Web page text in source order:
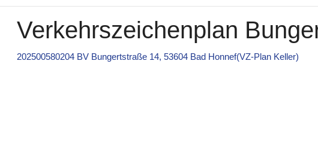
Verkehrszeichenplan
202500580204 BV Bungertstraße 14, 53604 Bad Honnef(VZ-Plan Keller)